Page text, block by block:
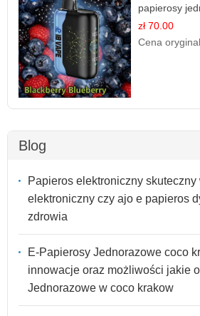
papierosy
zł 70.00
Cena
Blog
Papieros elektroniczny
elektroniczny czy ajo e papieros
zdrowia
E-Papierosy Jednorazowe coco
innowacje oraz możliwości jakie
Jednorazowe w coco krakow